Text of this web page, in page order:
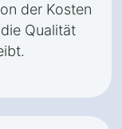
der Kosten
Qualität